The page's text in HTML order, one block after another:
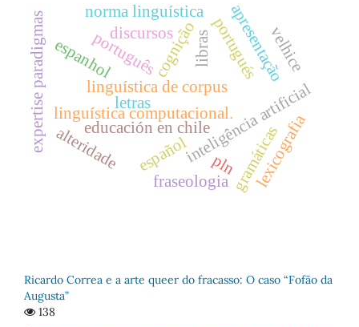
linguística de corpus
linguística computacional.inteligência artificial
letras
apresentação
cognição
expertise paradigmas educación en chile gramáticas
portugués
español
norma linguística
português
espanhol libras
lexicografia
fraseologia
pln
velhice
alteridade
discursos
Ricardo Correa e a arte queer do fracasso: O caso “Fofão da
Augusta”
138